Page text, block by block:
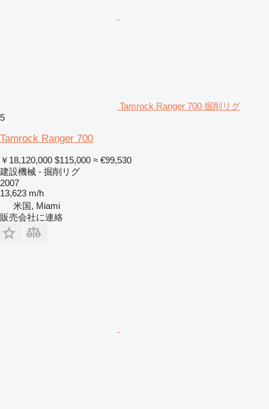
Tamrock Ranger 700 掘削リグ
5
Tamrock Ranger 700
￥18,120,000 $115,000 ≈ €99,530
建設機械 - 掘削リグ
2007
13,623 m/h
米国, Miami
販売会社に連絡